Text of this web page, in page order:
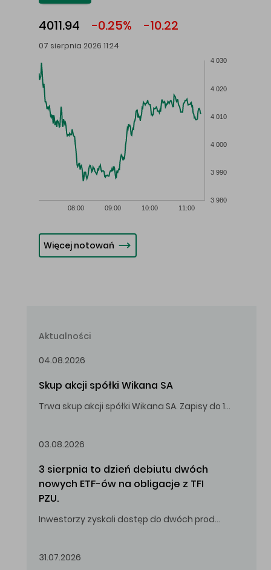
4011.94 -0.25% -10.22
07 sierpnia 2026 11:24
08:00 09:00 10:00 11:00
3 980
3 990
4 000
4 010
4 020
4 030
Więcej notowań
Aktualności
04.08.2026
Skup akcji spółki Wikana SA
Trwa skup akcji spółki Wikana SA. Zapisy do 14.08.2026 r. do godz. 16.00.
03.08.2026
3 sierpnia to dzień debiutu dwóch
nowych ETF-ów na obligacje z TFI
PZU.
Inwestorzy zyskali dostęp do dwóch produktów umożliwiających inwestowanie w obligacje skarbowe.
31.07.2026